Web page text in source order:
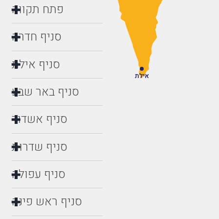
פתח תקווה
סניף חדרה
סניף אילת
סניף באר שבע
סניף אשדוד
סניף שדרות
סניף עפולה
סניף ראש פינה
אילת